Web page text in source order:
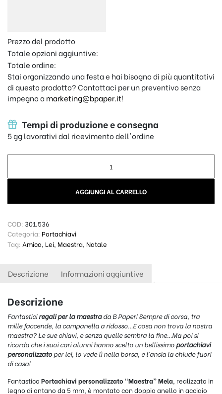
Prezzo del prodotto
Totale opzioni aggiuntive:
Totale ordine:
Stai organizzando una festa e hai bisogno di più quantitativi
di questo prodotto? Contattaci per un preventivo senza
impegno amarketing@bpaper.it!
Tempi di produzione e consegna
5 gg lavorativi dal ricevimento dell'ordine
AGGIUNGI AL CARRELLO
COD: 301.536
Categoria: Portachiavi
Tag: Amica Lei Maestra Natale
Descrizione Informazioni aggiuntive
Descrizione
Fantasticiregali per la maestrada B Paper! Sempre di corsa, tra
mille faccende, la campanella a ridosso…E cosa non trova la nostra
maestra? Le sue chiavi, e senza quelle sembra la fine…Ma poi si
ricorda che i suoi cari alunni hanno scelto un bellissimo portachiavi
personalizzato per lei, lo vede lì nella borsa, e l’ansia la chiude fuori
di casa!
Fantastico Portachiavi personalizzato “Maestra” Mela, realizzato in
legno di ontano da 5 mm, è montato con doppio anello in acciaio